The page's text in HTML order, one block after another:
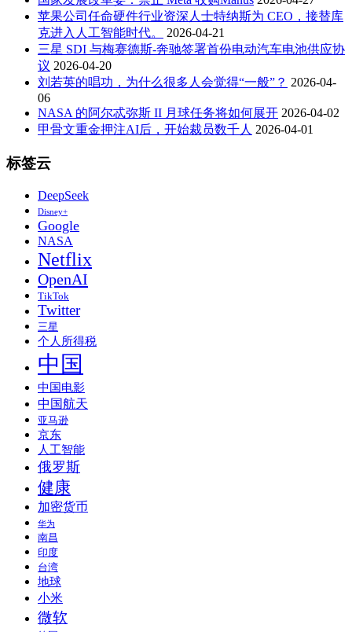
苹果公司任命硬件行业资深人士特纳斯为 CEO，接替库
克进入人工智能时代。
2026-04-21
三星 SDI 与梅赛德斯-奔驰签署首份电动汽车电池供应协
议 2026-04-20
刘若英的唱功，为什么很多人会觉得“一般”？ 2026-04-
06
NASA 的阿尔忒弥斯 II 月球任务将如何展开 2026-04-02
甲骨文重金押注AI后，开始裁员数千人 2026-04-01
标签云
DeepSeek
Disney+
Google
NASA
Netflix
OpenAI
TikTok
Twitter
三星
个人所得税
中国
中国电影
中国航天
亚马逊
京东
人工智能
俄罗斯
健康
加密货币
华为
南昌
印度
台湾
地球
小米
微软